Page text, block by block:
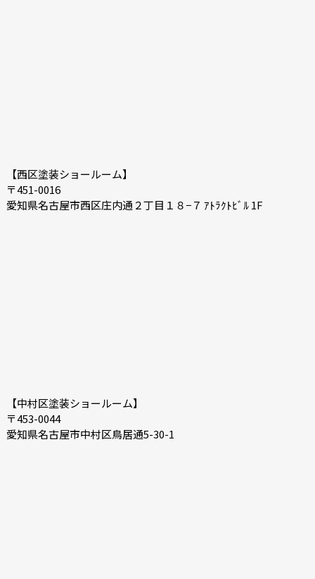
【西区塗装ショールーム】
〒451-0016
愛知県名古屋市西区庄内通２丁目１８−７ ｱﾄﾗｸﾄﾋﾞﾙ 1F
【中村区塗装ショールーム】
〒453-0044
愛知県名古屋市中村区鳥居通5-30-1